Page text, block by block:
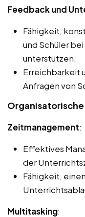
Feedback und
Fähigkeit,
und Schüler
unterstützen.
Erreichbarkeit
Anfragen von
Zeitmanagement:
Effektives
der
Fähigkeit,
Multitasking: